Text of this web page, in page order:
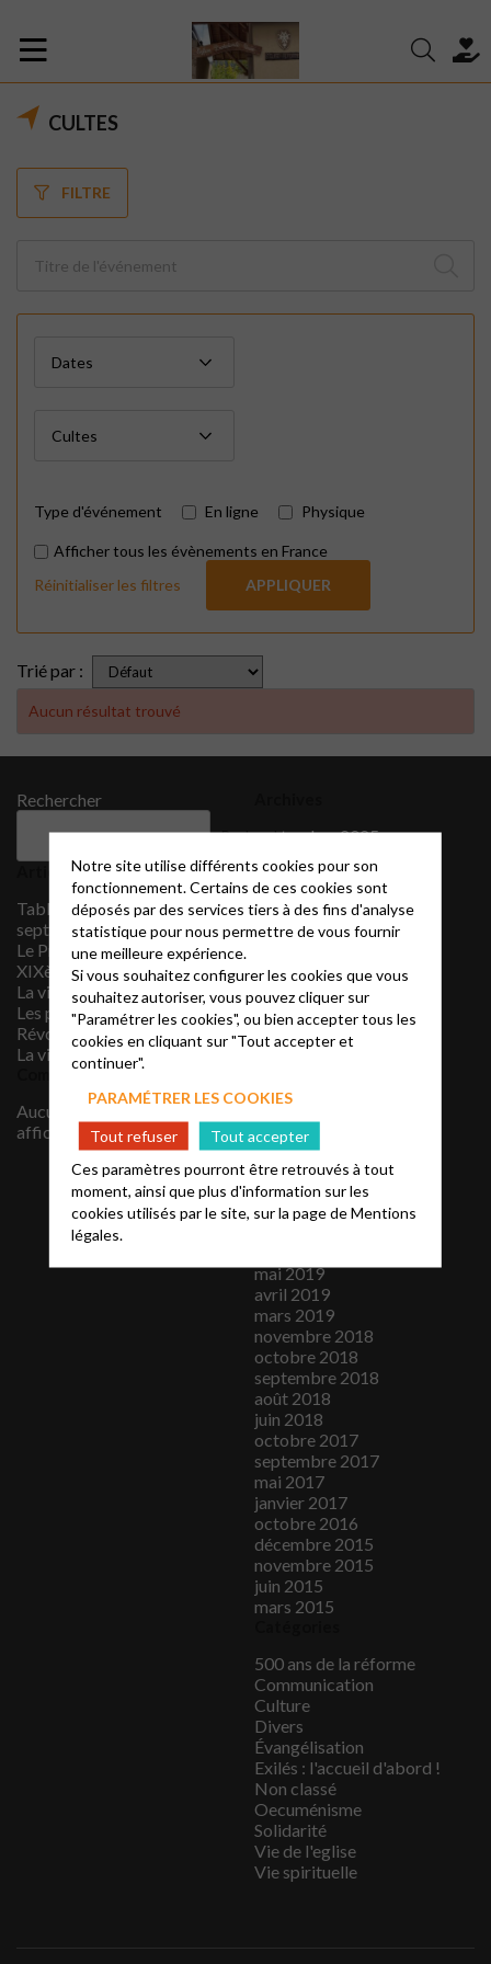
CULTES
FILTRE
Type d'événement En ligne Physique
Afficher tous les évènements en France
Réinitialiser les filtres
APPLIQUER
Trié par :
Aucun résultat trouvé
Rechercher
Rechercher
Articles récents
Tableau des cultes Juillet-
septembre 2026
Le Protestantisme au
XIXème siècle
La vidéo du mois
Les protestants sous la
Révolution française
La vidéo du mois
Commentaires récents
Aucun commentaire à
afficher.
septembre 2025
décembre 2021
novembre 2021
octobre 2021
septembre 2021
août 2021
juin 2021
mai 2021
avril 2021
mars 2021
décembre 2020
novembre 2020
septembre 2020
juillet 2020
juin 2020
janvier 2020
mai 2019
avril 2019
mars 2019
novembre 2018
octobre 2018
septembre 2018
août 2018
juin 2018
octobre 2017
septembre 2017
mai 2017
janvier 2017
octobre 2016
décembre 2015
novembre 2015
juin 2015
mars 2015
500 ans de la réforme
Communication
Culture
Divers
Évangélisation
Exilés : l'accueil d'abord !
Non classé
Oecuménisme
Solidarité
Vie de l'eglise
Vie spirituelle
Notre site utilise différents cookies pour son
fonctionnement. Certains de ces cookies sont
déposés par des services tiers à des fins d'analyse
statistique pour nous permettre de vous fournir
une meilleure expérience.
Si vous souhaitez configurer les cookies que vous
souhaitez autoriser, vous pouvez cliquer sur
"Paramétrer les cookies", ou bien accepter tous les
cookies en cliquant sur "Tout accepter et
continuer".
PARAMÉTRER LES COOKIES
Tout refuser
Tout accepter
Ces paramètres pourront être retrouvés à tout
moment, ainsi que plus d'information sur les
cookies utilisés par le site, sur la page deMentions
légales.